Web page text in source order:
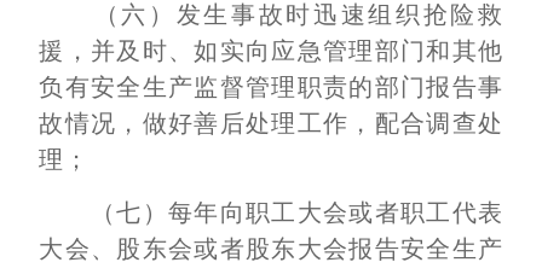
（六）发生事故时迅速组织抢险救
援，并及时、如实向应急管理部门和其他
负有安全生产监督管理职责的部门报告事
故情况，做好善后处理工作，配合调查处
理；
（七）每年向职工大会或者职工代表
大会、股东会或者股东大会报告安全生产